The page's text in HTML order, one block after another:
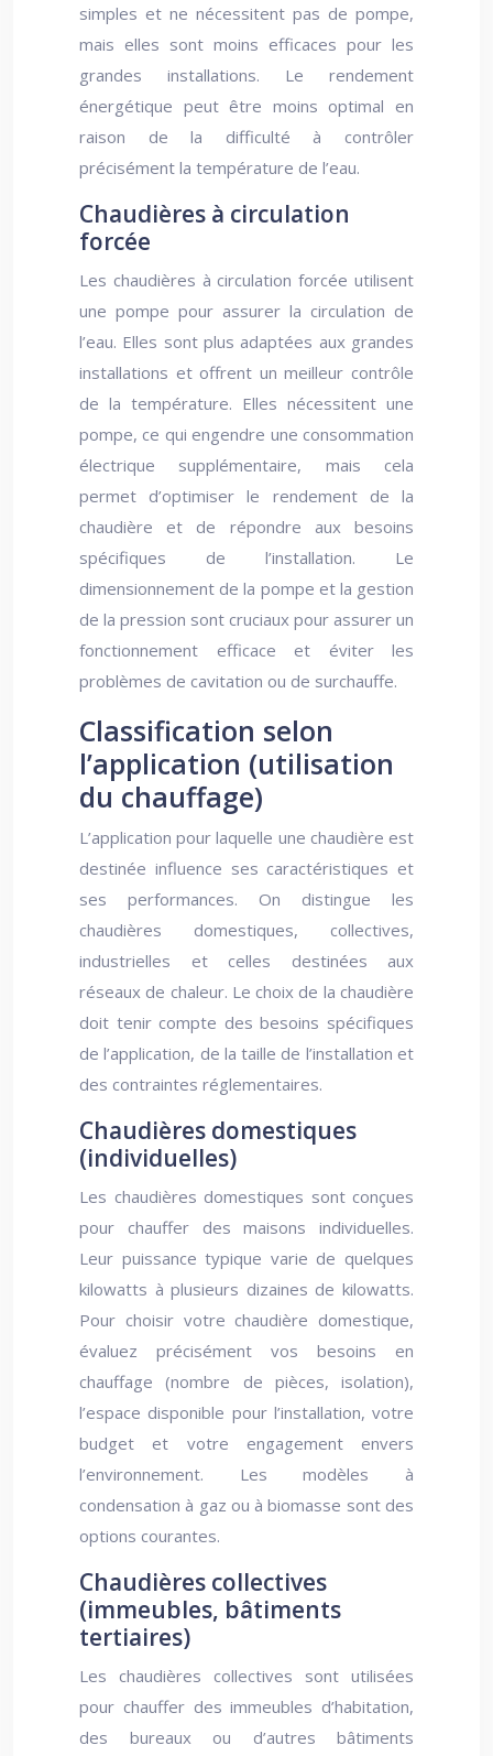
simples et ne nécessitent pas de pompe,
mais elles sont moins efficaces pour les
grandes installations. Le rendement
énergétique peut être moins optimal en
raison de la difficulté à contrôler
précisément la température de l’eau.
Chaudières à circulation
forcée
Les chaudières à circulation forcée utilisent
une pompe pour assurer la circulation de
l’eau. Elles sont plus adaptées aux grandes
installations et offrent un meilleur contrôle
de la température. Elles nécessitent une
pompe, ce qui engendre une consommation
électrique supplémentaire, mais cela
permet d’optimiser le rendement de la
chaudière et de répondre aux besoins
spécifiques de l’installation. Le
dimensionnement de la pompe et la gestion
de la pression sont cruciaux pour assurer un
fonctionnement efficace et éviter les
problèmes de cavitation ou de surchauffe.
Classification selon
l’application (utilisation
du chauffage)
L’application pour laquelle une chaudière est
destinée influence ses caractéristiques et
ses performances. On distingue les
chaudières domestiques, collectives,
industrielles et celles destinées aux
réseaux de chaleur. Le choix de la chaudière
doit tenir compte des besoins spécifiques
de l’application, de la taille de l’installation et
des contraintes réglementaires.
Chaudières domestiques
(individuelles)
Les chaudières domestiques sont conçues
pour chauffer des maisons individuelles.
Leur puissance typique varie de quelques
kilowatts à plusieurs dizaines de kilowatts.
Pour choisir votre chaudière domestique,
évaluez précisément vos besoins en
chauffage (nombre de pièces, isolation),
l’espace disponible pour l’installation, votre
budget et votre engagement envers
l’environnement. Les modèles à
condensation à gaz ou à biomasse sont des
options courantes.
Chaudières collectives
(immeubles, bâtiments
tertiaires)
Les chaudières collectives sont utilisées
pour chauffer des immeubles d’habitation,
des bureaux ou d’autres bâtiments